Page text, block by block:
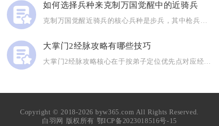
如何选择兵种来克制万国觉醒中的近骑兵
大掌门2经脉攻略有哪些技巧
Copyright © 2018-2026 byw365.com All Rights Reserved.
白羽网 版权所有 鄂ICP备2023018516号-15